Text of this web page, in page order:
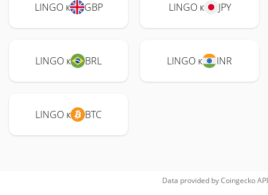
LINGO к GBP LINGO к JPY
LINGO к BRL LINGO к INR
LINGO к BTC
Data provided byCoingeckoAPI